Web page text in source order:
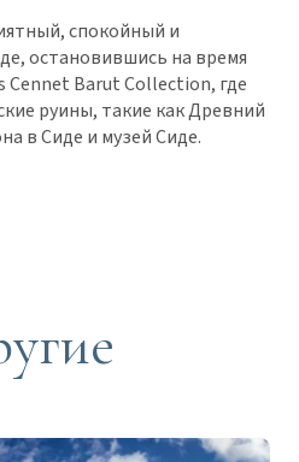
спокойный и
остановившись на время
Cennet Barut Collection, где
руины, такие как Древний
в Сиде и музей Сиде.